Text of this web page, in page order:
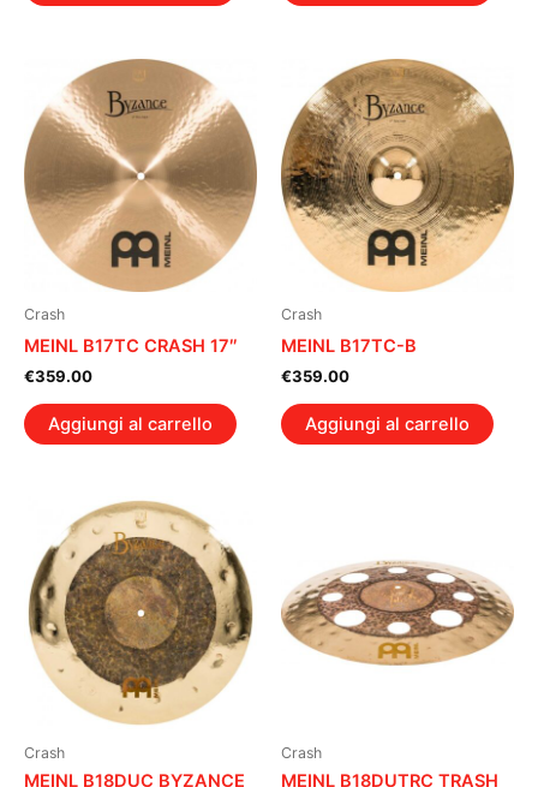
Crash
MEINL B17TC CRASH 17″
€359.00
Aggiungi al carrello
Crash
MEINL B17TC-B
€359.00
Aggiungi al carrello
Crash
MEINL B18DUC BYZANCE
Crash
MEINL B18DUTRC TRASH